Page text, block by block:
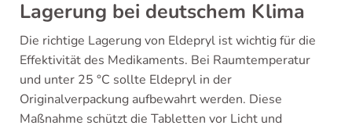
Lagerung bei deutschem Klima
Die richtige Lagerung von Eldepryl ist wichtig für die
Effektivität des Medikaments. Bei Raumtemperatur
und unter 25 °C sollte Eldepryl in der
Originalverpackung aufbewahrt werden. Diese
Maßnahme schützt die Tabletten vor Licht und